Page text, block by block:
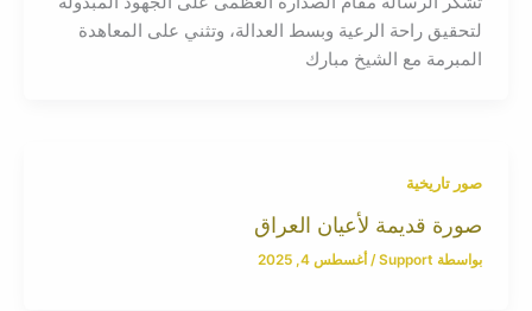
لتحقيق راحة الرعية وبسط العدالة، وتثني على المعاهدة
المبرمة مع الشيخ مبارك
صور تاريخية
صورة قديمة لأعيان العراق
بواسطة Support
/ أغسطس 4, 2025